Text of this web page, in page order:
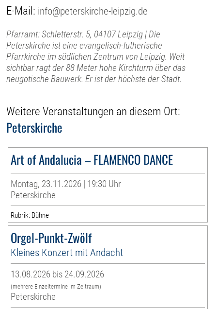
E-Mail: info@peterskirche-leipzig.de
Pfarramt: Schletterstr. 5, 04107 Leipzig | Die
Peterskirche ist eine evangelisch-lutherische
Pfarrkirche im südlichen Zentrum von Leipzig. Weit
sichtbar ragt der 88 Meter hohe Kirchturm über das
neugotische Bauwerk. Er ist der höchste der Stadt.
Weitere Veranstaltungen an diesem Ort:
Peterskirche
Art of Andalucia – FLAMENCO DANCE
Montag, 23.11.2026 | 19:30 Uhr
Peterskirche
Rubrik: Bühne
Orgel-Punkt-Zwölf
Kleines Konzert mit Andacht
13.08.2026 bis 24.09.2026
(mehrere Einzeltermine im Zeitraum)
Peterskirche